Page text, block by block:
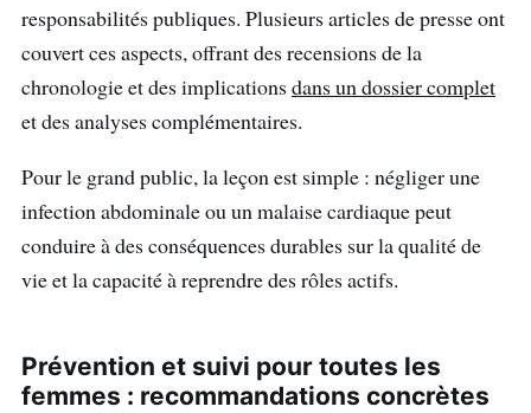
responsabilités publiques. Plusieurs articles de presse ont
couvert ces aspects, offrant des recensions de la
chronologie et des implicationsdans un dossier complet
et des analyses complémentaires.
Pour le grand public, la leçon est simple : négliger une
infection abdominale ou un malaise cardiaque peut
conduire à des conséquences durables sur la qualité de
vie et la capacité à reprendre des rôles actifs.
Prévention et suivi pour toutes les
femmes : recommandations concrètes